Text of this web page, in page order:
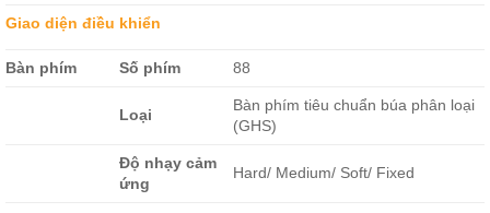
Giao diện điều khiển
Bàn phím Số phím 88
Loại
Bàn phím tiêu chuẩn búa phân loại
(GHS)
Độ nhạy cảm
ứng
Hard/ Medium/ Soft/ Fixed